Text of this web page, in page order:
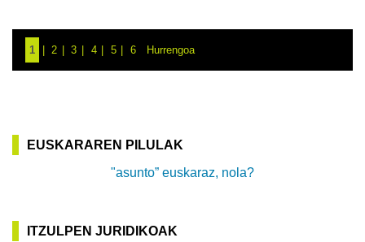
1 2 3 4 5 6 Hurrengoa
EUSKARAREN PILULAK
"asunto” euskaraz, nola?
ITZULPEN JURIDIKOAK